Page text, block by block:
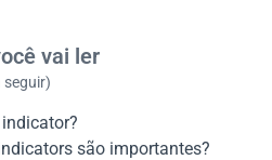
vai ler
seguir)
são importantes?